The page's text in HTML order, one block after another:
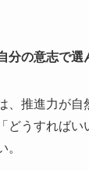
自分の意志で
、推進力が自
どうすればい
。